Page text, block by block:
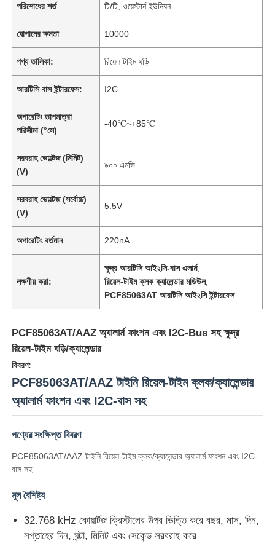
পরিশোধের শর্ত টি/টি, ওয়েস্টার্ন ইউনিয়ন
যোগানের ক্ষমতা 10000
পণ্য তালিকা: রিয়েল টাইম ঘড়ি
আরটিসি বাস ইন্টারফেস: I2C
অপারেটিং তাপমাত্রা
পরিসীমা (°সে)
-40℃~+85℃
সরবরাহ ভোল্টেজ (মিনিট)
(V)
৯০০ এমভি
সরবরাহ ভোল্টেজ (সর্বোচ্চ)
(V)
5.5V
অপারেটিং বর্তমান 220nA
লক্ষণীয় করা:
ক্ষুদ্র আরটিসি আই২সি-বাস এলার্ম,
রিয়েল-টাইম ক্লক ক্যালেন্ডার মডিউল,
PCF85063AT আরটিসি আই২সি ইন্টারফেস
PCF85063AT/AAZ অ্যালার্ম ফাংশন এবং I2C-Bus সহ ক্ষুদ্র
রিয়েল-টাইম ঘড়ি/ক্যালেন্ডার
বিবরণ:
PCF85063AT/AAZ টাইনি রিয়েল-টাইম ক্লক/ক্যালেন্ডার
অ্যালার্ম ফাংশন এবং I2C-বাস সহ
পণ্যের সংক্ষিপ্ত বিবরণ
PCF85063AT/AAZ টাইনি রিয়েল-টাইম ক্লক/ক্যালেন্ডার অ্যালার্ম ফাংশন এবং I2C-
বাস সহ
মূল বৈশিষ্ট্য
32.768 kHz কোয়ার্টজ ক্রিস্টালের উপর ভিত্তি করে বছর, মাস, দিন,
সপ্তাহের দিন, ঘন্টা, মিনিট এবং সেকেন্ড সরবরাহ করে